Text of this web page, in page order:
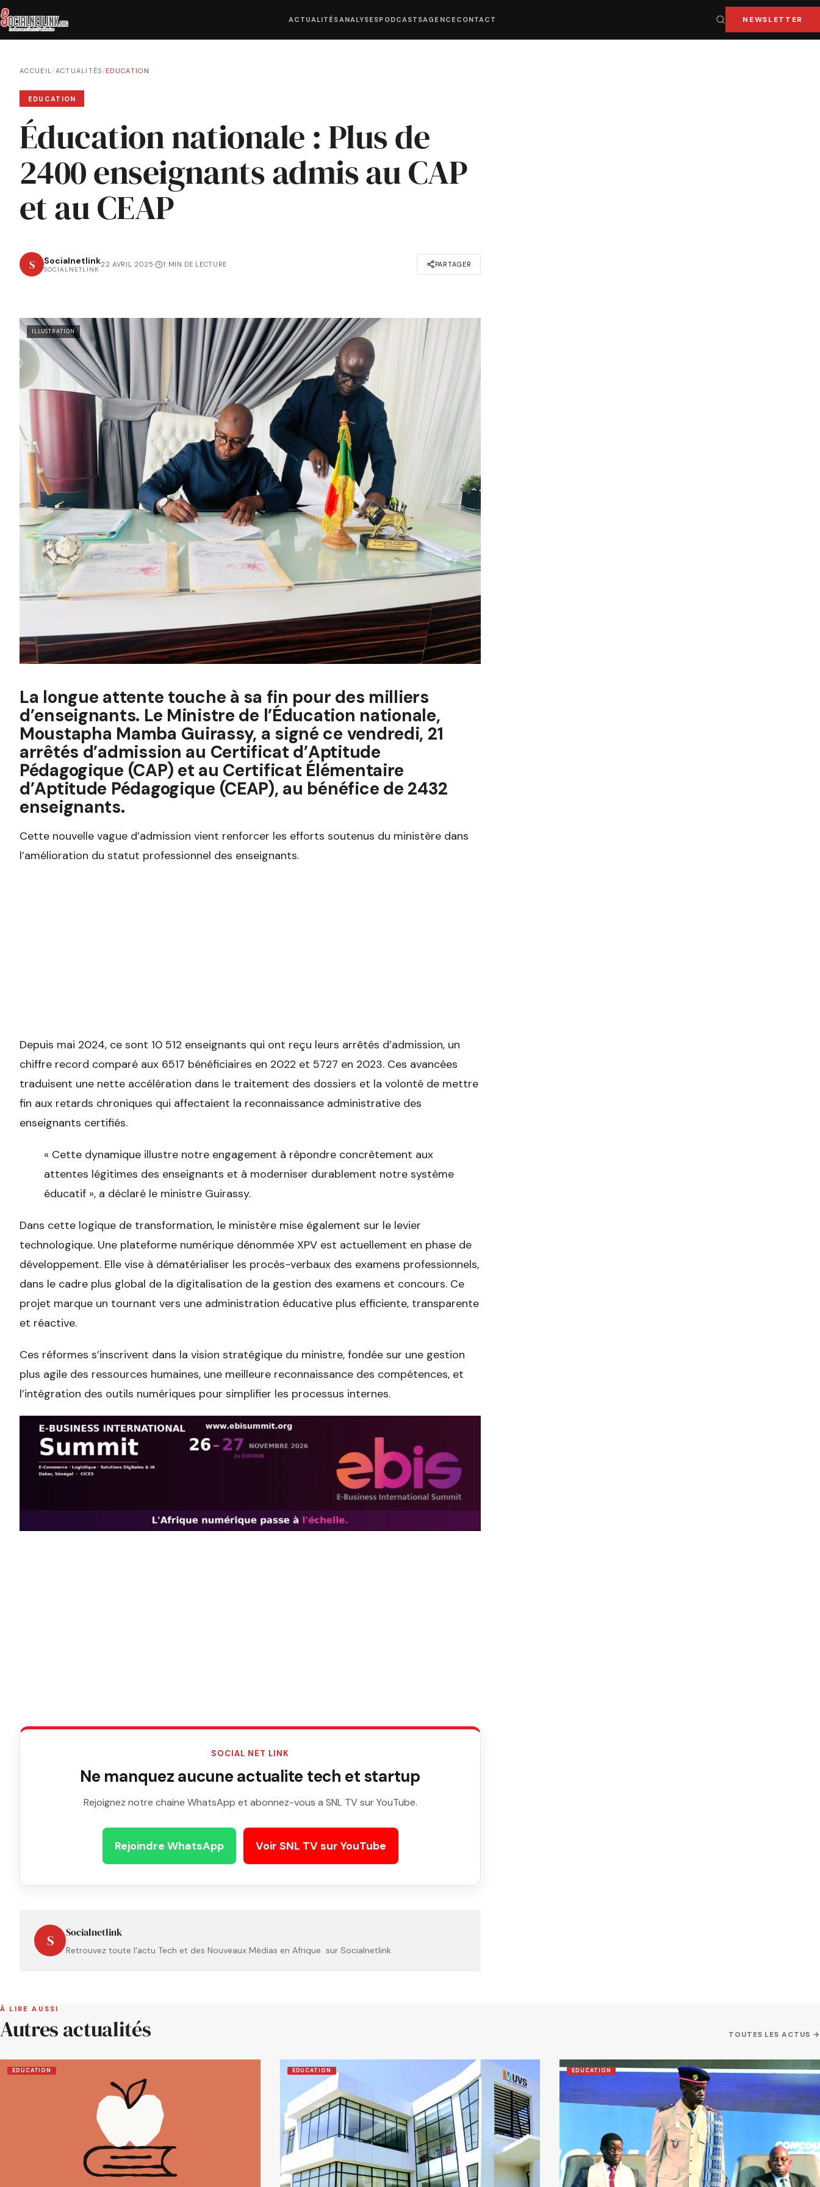
ACTUALITÉSANALYSESPODCASTSAGENCE CONTACT NEWSLETTER
ACCUEIL/ACTUALITÉS /EDUCATION
EDUCATION
Éducation nationale : Plus de
2400 enseignants admis au CAP
et au CEAP
S Socialnetlink
SOCIALNETLINK
22 AVRIL 2025· 1 MIN DE LECTURE PARTAGER
ILLUSTRATION
La longue attente touche à sa fin pour des milliers
d’enseignants. Le Ministre de l’Éducation nationale,
Moustapha Mamba Guirassy, a signé ce vendredi, 21
arrêtés d’admission au Certificat d’Aptitude
Pédagogique (CAP) et au Certificat Élémentaire
d’Aptitude Pédagogique (CEAP), au bénéfice de 2432
enseignants.
Cette nouvelle vague d’admission vient renforcer les efforts soutenus du ministère dans
l’amélioration du statut professionnel des enseignants.
Depuis mai 2024, ce sont 10 512 enseignants qui ont reçu leurs arrêtés d’admission, un
chiffre record comparé aux 6517 bénéficiaires en 2022 et 5727 en 2023. Ces avancées
traduisent une nette accélération dans le traitement des dossiers et la volonté de mettre
fin aux retards chroniques qui affectaient la reconnaissance administrative des
enseignants certifiés.
« Cette dynamique illustre notre engagement à répondre concrètement aux
attentes légitimes des enseignants et à moderniser durablement notre système
éducatif », a déclaré le ministre Guirassy.
Dans cette logique de transformation, le ministère mise également sur le levier
technologique. Une plateforme numérique dénommée XPV est actuellement en phase de
développement. Elle vise à dématérialiser les procès-verbaux des examens professionnels,
dans le cadre plus global de la digitalisation de la gestion des examens et concours. Ce
projet marque un tournant vers une administration éducative plus efficiente, transparente
et réactive.
Ces réformes s’inscrivent dans la vision stratégique du ministre, fondée sur une gestion
plus agile des ressources humaines, une meilleure reconnaissance des compétences, et
l’intégration des outils numériques pour simplifier les processus internes.
SOCIAL NET LINK
Ne manquez aucune actualite tech et startup
Rejoignez notre chaine WhatsApp et abonnez-vous a SNL TV sur YouTube.
Rejoindre WhatsApp Voir SNL TV sur YouTube
S Socialnetlink
Retrouvez toute l'actu Tech et des Nouveaux Médias en Afrique sur Socialnetlink.
À LIRE AUSSI
Autres actualités TOUTES LES ACTUS →
EDUCATION EDUCATION EDUCATION